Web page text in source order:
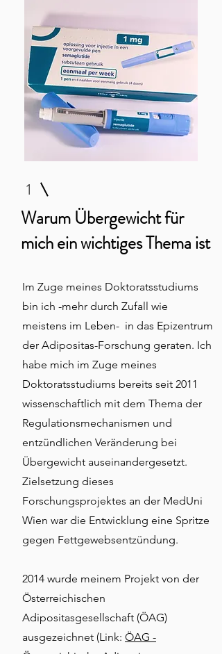
1
Warum Übergewicht für
mich ein wichtiges Thema ist
Im Zuge meines Doktoratsstudiums
bin ich -mehr durch Zufall wie
meistens im Leben- in das Epizentrum
der Adipositas-Forschung geraten. Ich
habe mich im Zuge meines
Doktoratsstudiums bereits seit 2011
wissenschaftlich mit dem Thema der
Regulationsmechanismen und
entzündlichen Veränderung bei
Übergewicht auseinandergesetzt.
Zielsetzung dieses
Forschungsprojektes an der MedUni
Wien war die Entwicklung eine Spritze
gegen Fettgewebsentzündung.
2014 wurde meinem Projekt von der
Österreichischen
Adipositasgesellschaft (ÖAG)
ausgezeichnet (Link: ÖAG -